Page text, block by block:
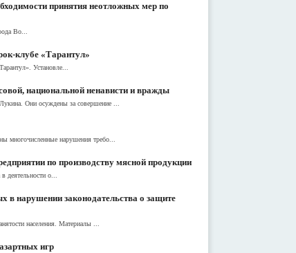
принятия неотложных мер по
Во...
клубе «Тарантул»
Установле...
национальной ненависти и вражды
Они осуждены за совершение ...
многочисленные нарушения требо...
по производству мясной продукции
деятельности о...
в нарушении законодательства о защите
населения. Материалы ...
игр